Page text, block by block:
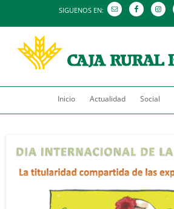
SIGUENOS EN:
Saltar
al
Inicio Actualidad Social